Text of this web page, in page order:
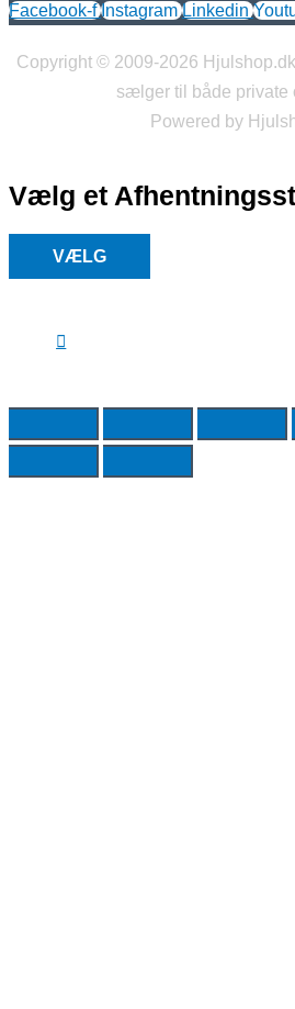
Facebook-f Instagram Linkedin
Copyright © 2009-2026
sælger til både private
Powered by
Vælg et
VÆLG